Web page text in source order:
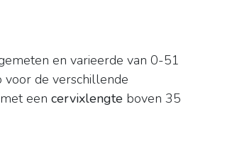
en varieerde van 0-51
de verschillende
een cervixlengte boven 35